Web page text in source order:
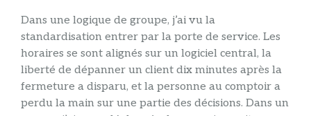
Dans une logique de groupe, j’ai vu la
standardisation entrer par la porte de service. Les
horaires se sont alignés sur un logiciel central, la
liberté de dépanner un client dix minutes après la
fermeture a disparu, et la personne au comptoir a
perdu la main sur une partie des décisions. Dans un